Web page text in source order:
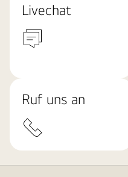
Livechat
Ruf uns an